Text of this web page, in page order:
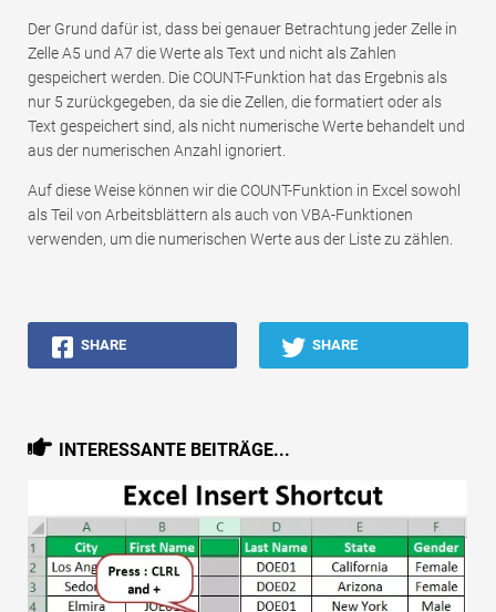
Der Grund dafür ist, dass bei genauer Betrachtung jeder Zelle in
Zelle A5 und A7 die Werte als Text und nicht als Zahlen
gespeichert werden. Die COUNT-Funktion hat das Ergebnis als
nur 5 zurückgegeben, da sie die Zellen, die formatiert oder als
Text gespeichert sind, als nicht numerische Werte behandelt und
aus der numerischen Anzahl ignoriert.
Auf diese Weise können wir die COUNT-Funktion in Excel sowohl
als Teil von Arbeitsblättern als auch von VBA-Funktionen
verwenden, um die numerischen Werte aus der Liste zu zählen.
SHARE SHARE
INTERESSANTE BEITRÄGE...